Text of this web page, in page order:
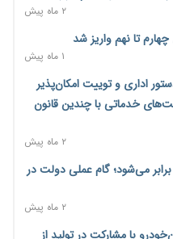
ورود موقت کالا و خودرو تا
۱ روز پیش
قدرت خرید یارانه یک‌میلیونی
۲ ماه پیش
۱ ماه پیش
اداری و توییت امکان‌پذیر
خدماتی با چندین قانون
۲ ماه پیش
خانواده‌های دهک ۱ تا ۴ سه برابر می‌شود؛ گام عملی دولت در
۲ ماه پیش
با مشارکت در تولید از